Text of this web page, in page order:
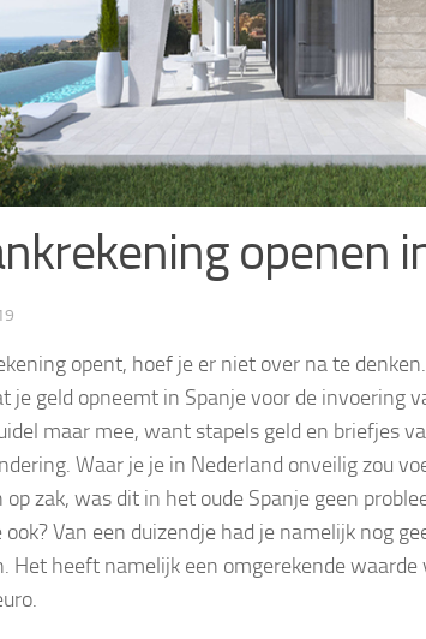
openen
opent, hoef je er niet over na te
je geld opneemt in Spanje voor de invoering
maar mee, want stapels geld en briefjes
Waar je je in Nederland onveilig zou
op zak, was dit in het oude Spanje geen
Van een duizendje had je namelijk nog
Het heeft namelijk een omgerekende waarde